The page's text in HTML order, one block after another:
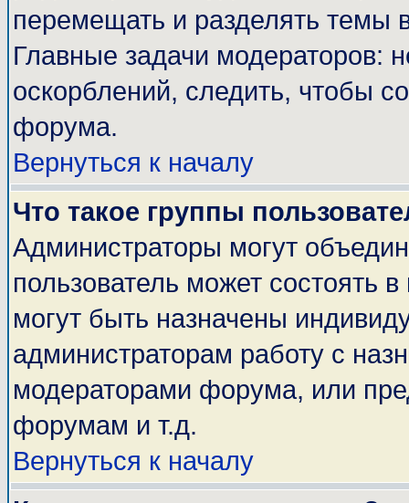
перемещать и разделять темы
Главные задачи модераторов:
оскорблений, следить, чтобы
форума.
Вернуться к началу
Что такое группы
Администраторы могут
пользователь может состоять
могут быть назначены
администраторам работу с
модераторами форума, или
форумам и т.д.
Вернуться к началу